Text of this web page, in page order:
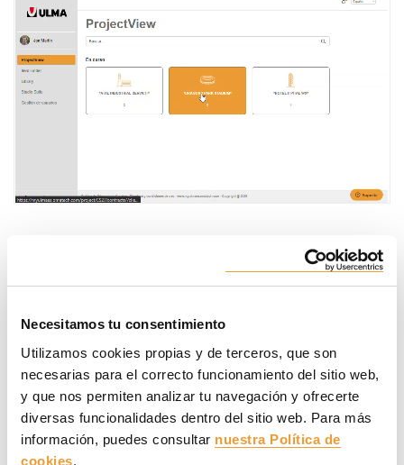
Necesitamos tu consentimiento
Utilizamos cookies propias y de terceros, que son
necesarias para el correcto funcionamiento del sitio web,
y que nos permiten analizar tu navegación y ofrecerte
diversas funcionalidades dentro del sitio web. Para más
información, puedes consultar nuestra Política de
cookies.
Múltiples documentos técnicos y un
buscador. Todo en Library.
Toda la documentación técnica sobre los productos ULMA a
tu alcance, desde guías de usuario hasta catálogo de
artículos.